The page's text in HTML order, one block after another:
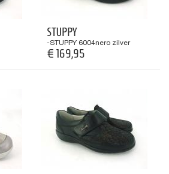
STUPPY
-STUPPY 6004nero zilver
€ 169,95